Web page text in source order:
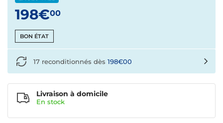
198€00
BON ÉTAT
Livraison à domicile
En stock
17 reconditionnés dès 198€00